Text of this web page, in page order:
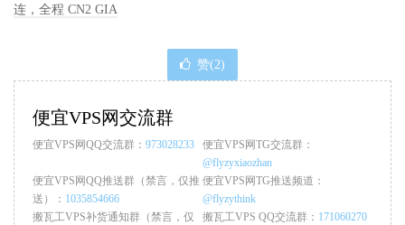
连，全程 CN2 GIA
赞(2)
便宜VPS网交流群
便宜VPS网QQ交流群： 973028233
便宜VPS网TG交流群：
@flyzyxiaozhan
便宜VPS网QQ推送群（禁言，仅推
送）： 1035854666
便宜VPS网TG推送频道：
@flyzythink
搬瓦工VPS补货通知群（禁言，仅
搬瓦工VPS QQ交流群： 171060270